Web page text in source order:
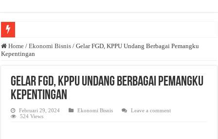
Anda butuh promosi usaha? Kontak ke Email redaksi@bisnisnasional.com
Dibutuhkan Marketing. Lamaran di-email ke redaksi@bisnisnasional.com
Home / Ekonomi Bisnis / Gelar FGD, KPPU Undang Berbagai Pemangku
Kepentingan
Gelar FGD, KPPU Undang Berbagai Pemangku
Kepentingan
Februari 29, 2024 Ekonomi Bisnis
Leave a comment
524 Views